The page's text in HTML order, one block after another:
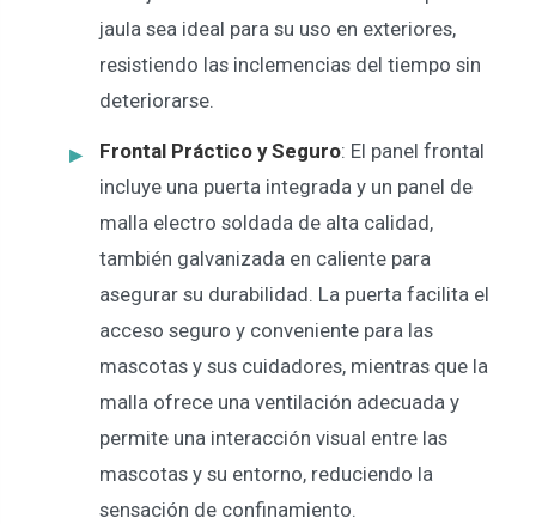
jaula sea ideal para su uso en exteriores,
resistiendo las inclemencias del tiempo sin
deteriorarse.
Frontal Práctico y Seguro: El panel frontal
incluye una puerta integrada y un panel de
malla electro soldada de alta calidad,
también galvanizada en caliente para
asegurar su durabilidad. La puerta facilita el
acceso seguro y conveniente para las
mascotas y sus cuidadores, mientras que la
malla ofrece una ventilación adecuada y
permite una interacción visual entre las
mascotas y su entorno, reduciendo la
sensación de confinamiento.